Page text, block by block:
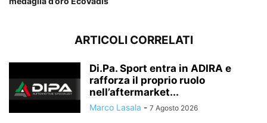
ARTICOLI CORRELATI
Di.Pa. Sport entra in ADIRA e
rafforza il proprio ruolo
nell’aftermarket...
Marco Lasala - 7 Agosto 2026